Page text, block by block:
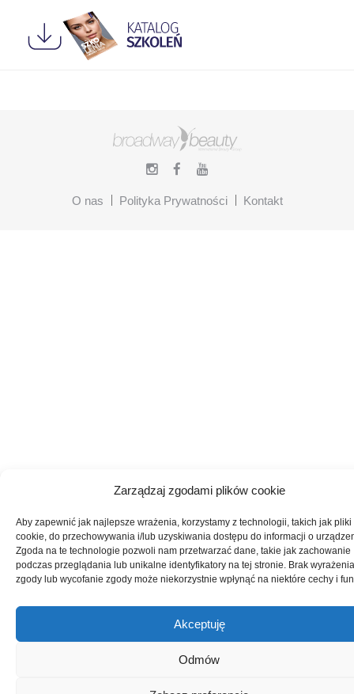
Zarządzaj zgodami plików cookie
Aby zapewnić jak najlepsze wrażenia, korzystamy z technologii, takich jak pliki
cookie, do przechowywania i/lub uzyskiwania dostępu do informacji o
Zgoda na te technologie pozwoli nam przetwarzać dane, takie jak zachowanie
podczas przeglądania lub unikalne identyfikatory na tej stronie. Brak wyrażenia
zgody lub wycofanie zgody może niekorzystnie wpłynąć na niektóre cechy i
Akceptuję
Odmów
O nas Polityka Prywatności Kontakt